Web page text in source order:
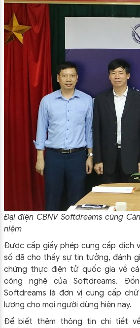
Đại điện CBNV Softdreams cùng
niệm
Được cấp giấy phép cung cấp dịch
số đã cho thấy sự tin tưởng, đánh
chứng thực điện tử quốc gia về
công nghệ của Softdreams.
Softdreams là đơn vị cung cấp
lượng cho mọi người dùng hiện nay.
Để biết thêm thông tin chi tiết